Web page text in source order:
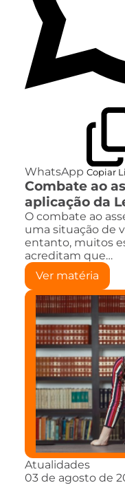
WhatsApp Copiar
Combate ao
aplicação da
O combate ao
uma situação de
entanto, muitos
acreditam que…
Ver matéria
Atualidades
03 de agosto de